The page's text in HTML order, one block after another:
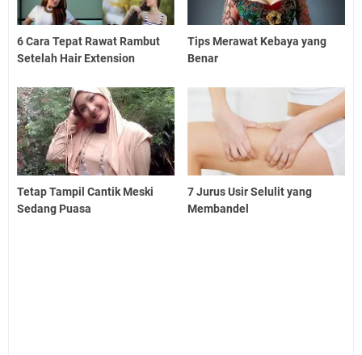
6 Cara Tepat Rawat Rambut
Setelah Hair Extension
Tips Merawat Kebaya yang
Benar
Tetap Tampil Cantik Meski
Sedang Puasa
7 Jurus Usir Selulit yang
Membandel